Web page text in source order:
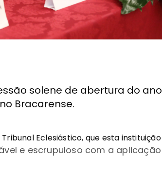
solene de abertura do ano
Bracarense.
Eclesiástico, que esta instituição
e escrupuloso com a aplicação